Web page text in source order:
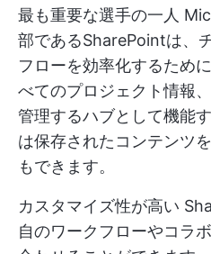
最も重要な選手の一人
部であるSharePointは、
フローを効率化するため
べてのプロジェクト情報
管理するハブとして機能
は保存されたコンテンツ
もできます。
カスタマイズ性が高い
自のワークフローやコラ